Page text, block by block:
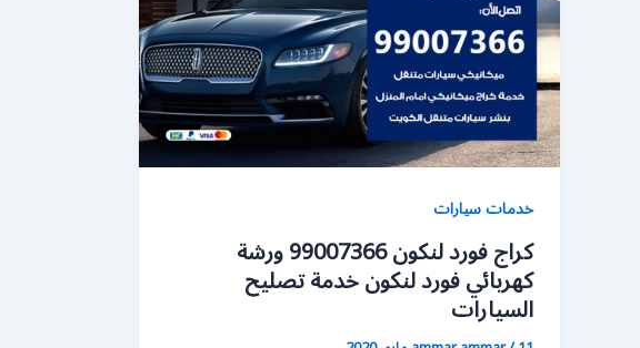
خدمات سيارات
كراج فورد لنكون 99007366 ورشة
كهربائي فورد لنكون خدمة تصليح
السيارات